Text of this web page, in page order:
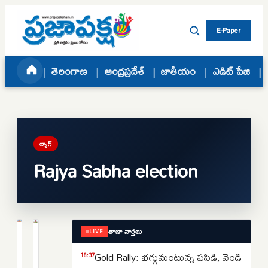
Skip to content
E-Paper
తెలంగాణ ఆంధ్రప్రదేశ్ జాతీయం ఎడిట్ పేజి
ట్యాగ్
Rajya Sabha election
LIVE తాజా వార్తలు
18:37Gold Rally: భగ్గుమంటున్న పసిడి, వెండి